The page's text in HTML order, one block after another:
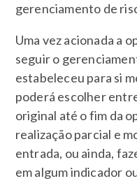
gerenciamento de
Uma vez acionada a
seguir o
estabeleceu para si
poderá escolher
original até o fim da
realização parcial e
entrada, ou ainda,
em algum indicador